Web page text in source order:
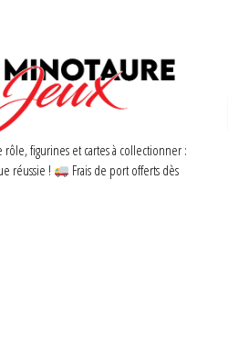
rôle, figurines et cartes à collectionner :
réussie !
Frais de port offerts dès